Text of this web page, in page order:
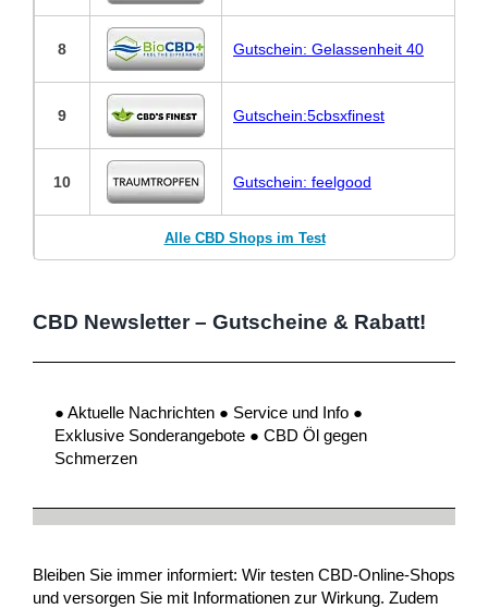
8 Gutschein: Gelassenheit 40
9 Gutschein:5cbsxfinest
10 Gutschein: feelgood
Alle CBD Shops im Test
CBD Newsletter – Gutscheine & Rabatt!
● Aktuelle Nachrichten ● Service und Info ●
Exklusive Sonderangebote ● CBD Öl gegen
Schmerzen
Bleiben Sie immer informiert: Wir testen CBD-Online-Shops
und versorgen Sie mit Informationen zur Wirkung. Zudem